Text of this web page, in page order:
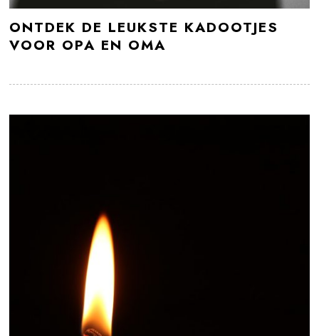
ONTDEK DE LEUKSTE KADOOTJES
VOOR OPA EN OMA